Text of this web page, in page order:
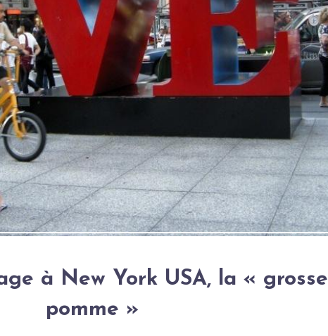
à New York USA, la « grosse
pomme »